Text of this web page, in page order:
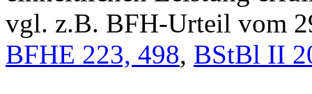
vgl. z.B. BFH-Urteil vom
BFHE 223, 498, BStBl II